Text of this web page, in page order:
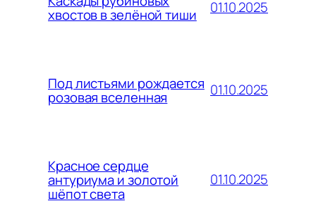
хвостов в зелёной тиши 01.10.2025
Под листьями рождается
розовая вселенная 01.10.2025
Красное сердце
антуриума и золотой
шёпот света
01.10.2025